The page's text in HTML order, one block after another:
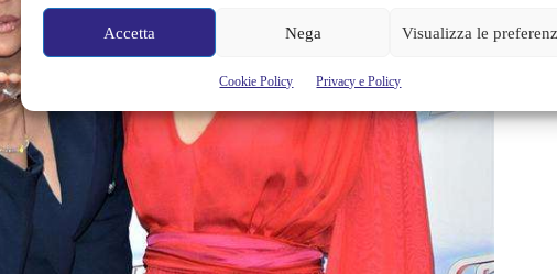
Accetta Nega Visualizza le
Cookie Policy Privacy e Policy